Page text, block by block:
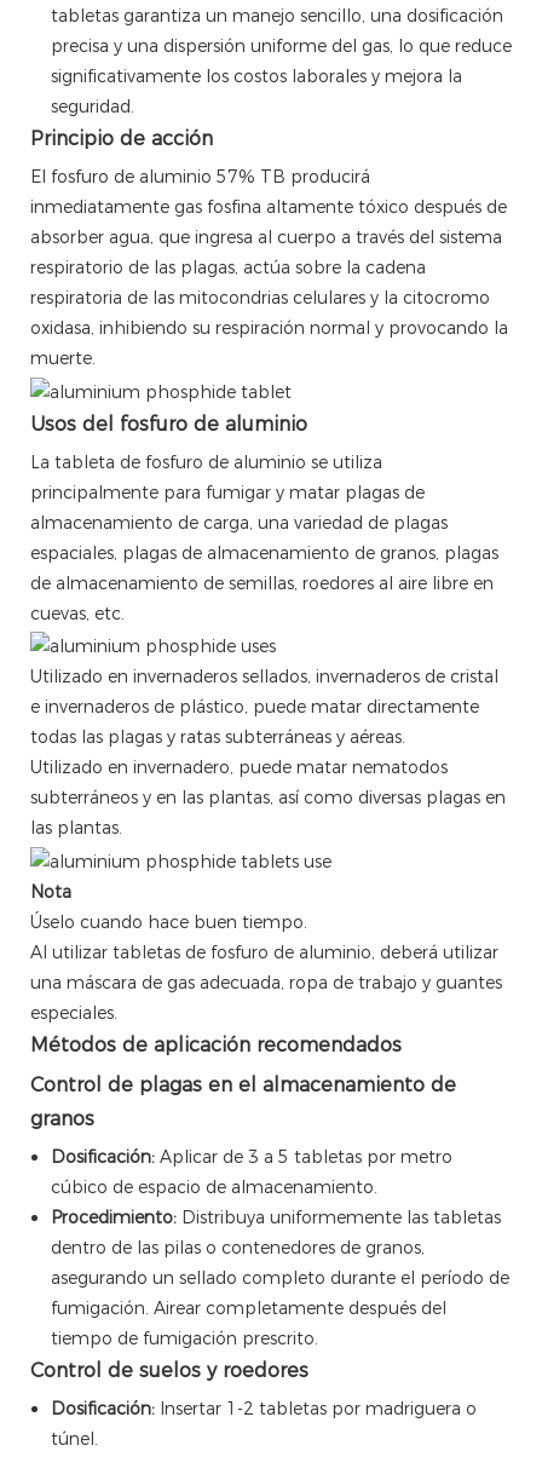
tabletas garantiza un manejo sencillo, una dosificación
precisa y una dispersión uniforme del gas, lo que reduce
significativamente los costos laborales y mejora la
seguridad.
Principio de acción
El fosfuro de aluminio 57% TB producirá
inmediatamente gas fosfina altamente tóxico después de
absorber agua, que ingresa al cuerpo a través del sistema
respiratorio de las plagas, actúa sobre la cadena
respiratoria de las mitocondrias celulares y la citocromo
oxidasa, inhibiendo su respiración normal y provocando la
muerte.
Usos del fosfuro de aluminio
La tableta de fosfuro de aluminio se utiliza
principalmente para fumigar y matar plagas de
almacenamiento de carga, una variedad de plagas
espaciales, plagas de almacenamiento de granos, plagas
de almacenamiento de semillas, roedores al aire libre en
cuevas, etc.
Utilizado en invernaderos sellados, invernaderos de cristal
e invernaderos de plástico, puede matar directamente
todas las plagas y ratas subterráneas y aéreas.
Utilizado en invernadero, puede matar nematodos
subterráneos y en las plantas, así como diversas plagas en
las plantas.
Nota
Úselo cuando hace buen tiempo.
Al utilizar tabletas de fosfuro de aluminio, deberá utilizar
una máscara de gas adecuada, ropa de trabajo y guantes
especiales.
Métodos de aplicación recomendados
Control de plagas en el almacenamiento de
granos
Dosificación: Aplicar de 3 a 5 tabletas por metro
cúbico de espacio de almacenamiento.
Procedimiento: Distribuya uniformemente las tabletas
dentro de las pilas o contenedores de granos,
asegurando un sellado completo durante el período de
fumigación. Airear completamente después del
tiempo de fumigación prescrito.
Control de suelos y roedores
Dosificación: Insertar 1-2 tabletas por madriguera o
túnel.